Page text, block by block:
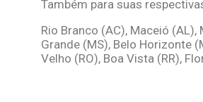
Também para suas
Rio Branco (AC), Maceió (AL),
Grande (MS), Belo Horizonte
Velho (RO), Boa Vista (RR),